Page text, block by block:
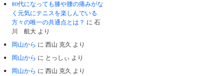
80代になっても膝や腰の痛みがな
く元気にテニスを楽しんでいる
方々の唯一の共通点とは？ に石
川 航大 より
岡山から に西山 克久 より
岡山から に とっしぃ より
岡山から に西山 克久 より